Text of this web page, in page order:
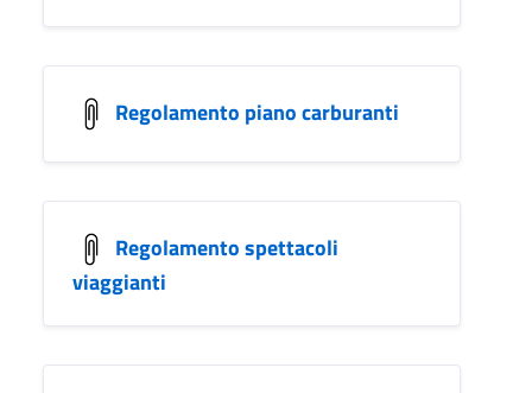
Regolamento piano carburanti
Regolamento spettacoli
viaggianti